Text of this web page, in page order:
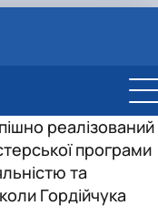
отримання
реалізований
програми
та
Гордійчука